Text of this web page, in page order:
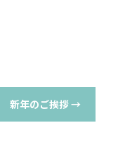
新年のご挨拶→